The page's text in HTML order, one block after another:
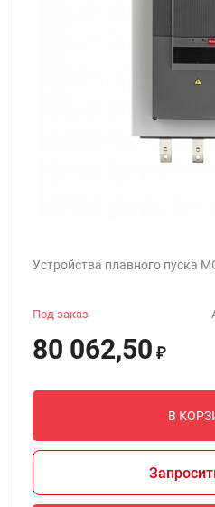
Устройства плавного пуска
Под заказ
80 062,50 ₽
В